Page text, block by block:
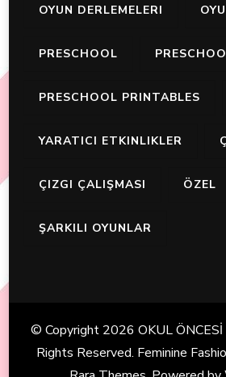
OYUN DERLEMELERI
PRESCHOOL
PRESCHOOL PRINTABLES
YARATICI ETKINLIKLER
ÇIZGI ÇALIŞMASI ÖZEL
ŞARKILI OYUNLAR
© Copyright 2026 OKUL
Rights Reserved. Feminine